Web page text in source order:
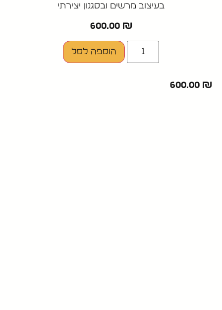
בעיצוב מרשים ובסגנון יצירתי
600.00 ₪
הוספה לסל
600.00 ₪